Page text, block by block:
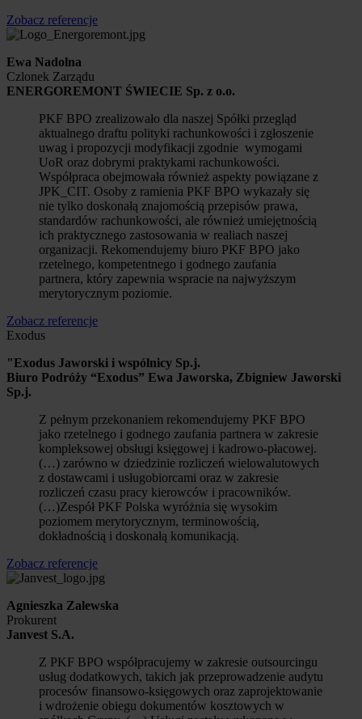
Zobacz referencje
Ewa Nadolna
Czlonek Zarządu
ENERGOREMONT ŚWIECIE Sp. z o.o.
PKF BPO zrealizowało dla naszej Spółki przegląd
aktualnego draftu polityki rachunkowości i zgłoszenie
uwag i propozycji modyfikacji zgodnie wymogami
UoR oraz dobrymi praktykami rachunkowości.
Współpraca obejmowała również aspekty powiązane z
JPK_CIT. Osoby z ramienia PKF BPO wykazały się
nie tylko doskonałą znajomością przepisów prawa,
standardów rachunkowości, ale również umiejętnością
ich praktycznego zastosowania w realiach naszej
organizacji. Rekomendujemy biuro PKF BPO jako
rzetelnego, kompetentnego i godnego zaufania
partnera, który zapewnia wspracie na najwyższym
merytorycznym poziomie.
Zobacz referencje
Exodus
"Exodus Jaworski i wspólnicy Sp.j.
Biuro Podróży “Exodus” Ewa Jaworska, Zbigniew Jaworski
Sp.j.
Z pełnym przekonaniem rekomendujemy PKF BPO
jako rzetelnego i godnego zaufania partnera w zakresie
kompleksowej obsługi księgowej i kadrowo-płacowej.
(…) zarówno w dziedzinie rozliczeń wielowalutowych
z dostawcami i usługobiorcami oraz w zakresie
rozliczeń czasu pracy kierowców i pracowników.
(…)Zespół PKF Polska wyróżnia się wysokim
poziomem merytorycznym, terminowością,
dokładnością i doskonałą komunikacją.
Zobacz referencje
Agnieszka Zalewska
Prokurent
Janvest S.A.
Z PKF BPO współpracujemy w zakresie outsourcingu
usług dodatkowych, takich jak przeprowadzenie audytu
procesów finansowo-księgowych oraz zaprojektowanie
i wdrożenie obiegu dokumentów kosztowych w